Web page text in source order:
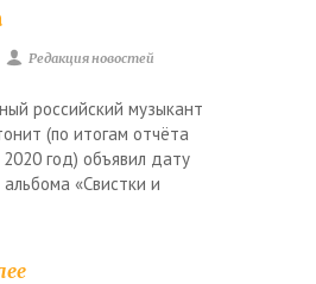
Редакция новостей
российский музыкант
(по итогам отчёта
год) объявил дату
«Свистки и